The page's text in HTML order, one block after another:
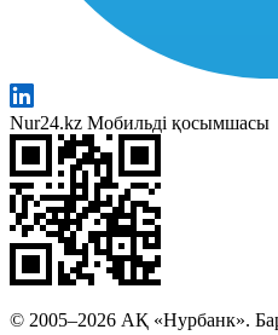
Nur24.kz Мобильді қосымшасы
© 2005–2026 АҚ «Нурбанк».